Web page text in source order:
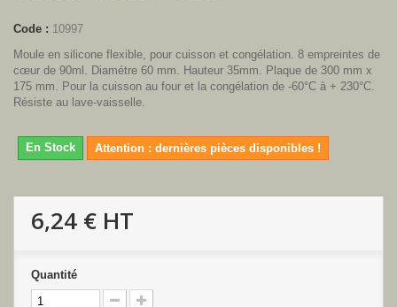
Code : 10997
Moule en silicone flexible, pour cuisson et congélation. 8 empreintes de
cœur de 90ml. Diamétre 60 mm. Hauteur 35mm. Plaque de 300 mm x
175 mm. Pour la cuisson au four et la congélation de -60°C à + 230°C.
Résiste au lave-vaisselle.
En Stock Attention : dernières pièces disponibles !
6,24 € HT
Quantité